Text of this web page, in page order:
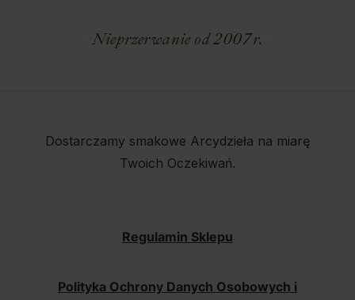
Nieprzerwanie od 2007 r.
Dostarczamy smakowe Arcydzieła na miarę
Twoich Oczekiwań.
Regulamin Sklepu
Polityka Ochrony Danych Osobowych i